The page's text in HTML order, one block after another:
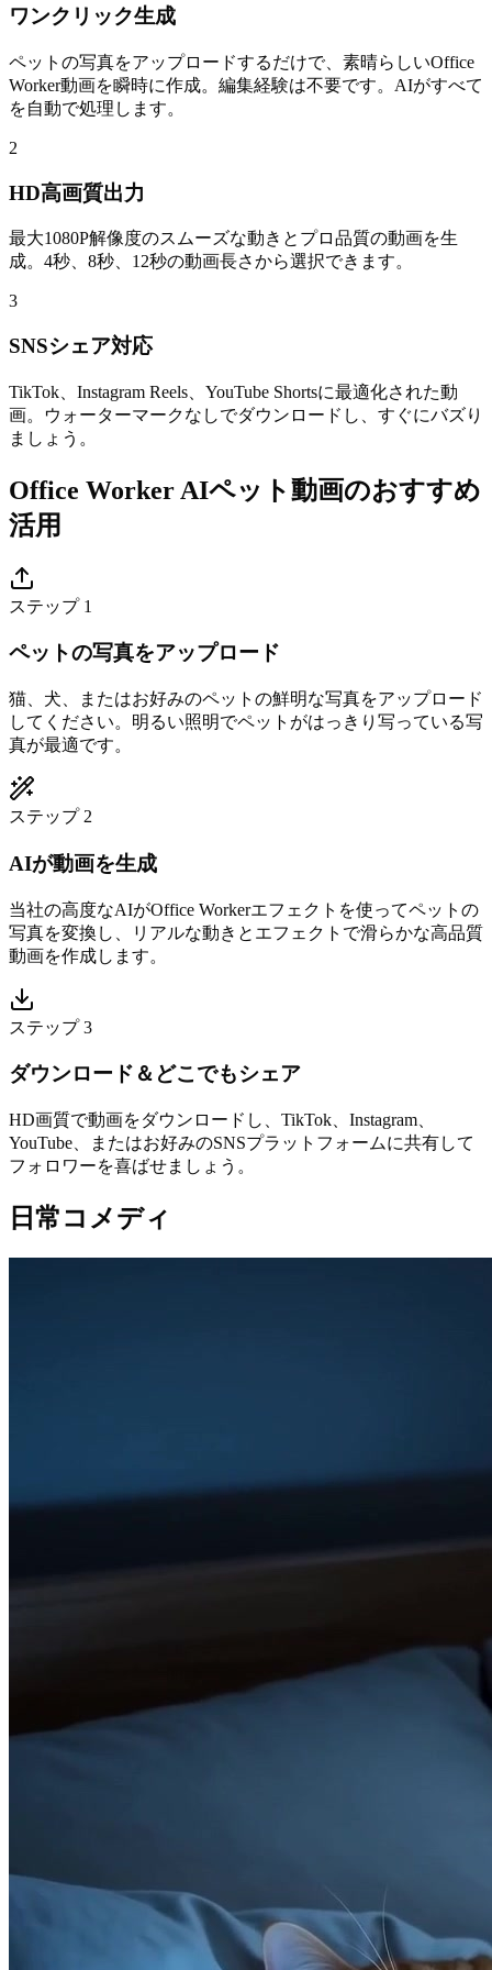
ワンクリック生成
ペットの写真をアップロードするだけで、素晴らしいOffice
Worker動画を瞬時に作成。編集経験は不要です。AIがすべて
を自動で処理します。
2
HD高画質出力
最大1080P解像度のスムーズな動きとプロ品質の動画を生
成。4秒、8秒、12秒の動画長さから選択できます。
3
SNSシェア対応
TikTok、Instagram Reels、YouTube Shortsに最適化された動
画。ウォーターマークなしでダウンロードし、すぐにバズり
ましょう。
Office Worker AIペット動画のおすすめ
活用
ステップ 1
ペットの写真をアップロード
猫、犬、またはお好みのペットの鮮明な写真をアップロード
してください。明るい照明でペットがはっきり写っている写
真が最適です。
ステップ 2
AIが動画を生成
当社の高度なAIがOffice Workerエフェクトを使ってペットの
写真を変換し、リアルな動きとエフェクトで滑らかな高品質
動画を作成します。
ステップ 3
ダウンロード＆どこでもシェア
HD画質で動画をダウンロードし、TikTok、Instagram、
YouTube、またはお好みのSNSプラットフォームに共有して
フォロワーを喜ばせましょう。
日常コメディ